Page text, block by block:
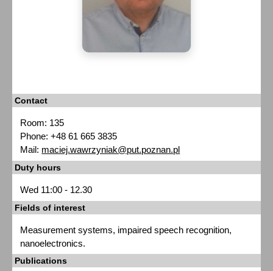
Contact
Room: 135
Phone: +48 61 665 3835
Mail: maciej.wawrzyniak@put.poznan.pl
Duty hours
Wed 11:00 - 12.30
Fields of interest
Measurement systems, impaired speech recognition,
nanoelectronics.
Publications